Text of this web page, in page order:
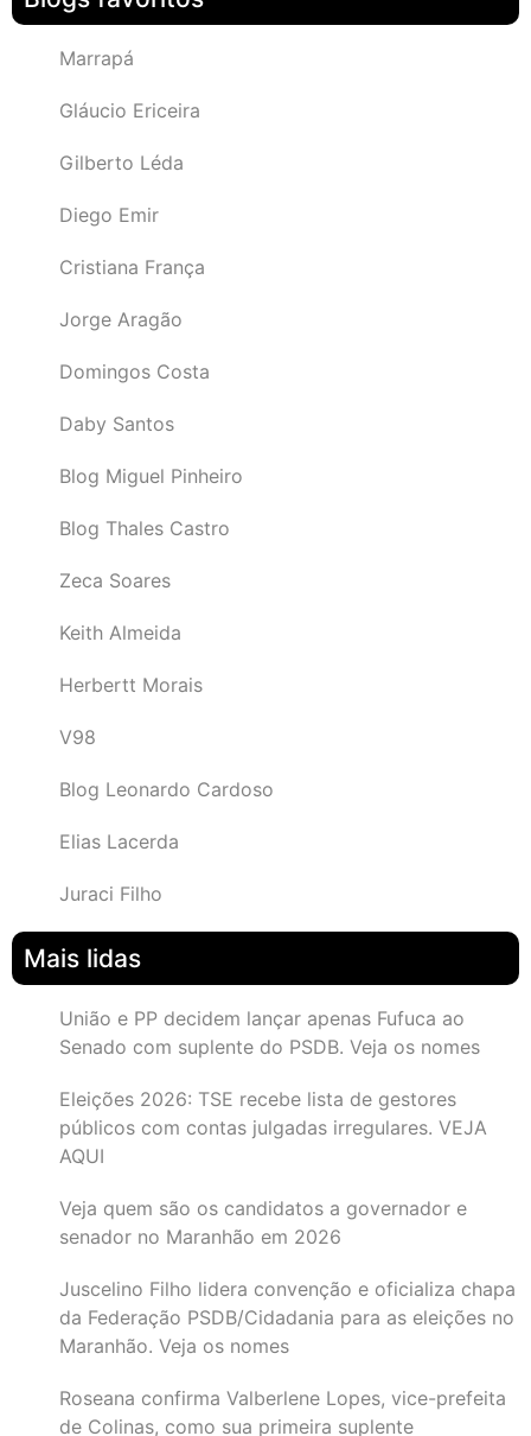
Marrapá
Gláucio Ericeira
Gilberto Léda
Diego Emir
Cristiana França
Jorge Aragão
Domingos Costa
Daby Santos
Blog Miguel Pinheiro
Blog Thales Castro
Zeca Soares
Keith Almeida
Herbertt Morais
V98
Blog Leonardo Cardoso
Elias Lacerda
Juraci Filho
Mais lidas
União e PP decidem lançar apenas Fufuca ao
Senado com suplente do PSDB. Veja os nomes
Eleições 2026: TSE recebe lista de gestores
públicos com contas julgadas irregulares. VEJA
AQUI
Veja quem são os candidatos a governador e
senador no Maranhão em 2026
Juscelino Filho lidera convenção e oficializa chapa
da Federação PSDB/Cidadania para as eleições no
Maranhão. Veja os nomes
Roseana confirma Valberlene Lopes, vice-prefeita
de Colinas, como sua primeira suplente